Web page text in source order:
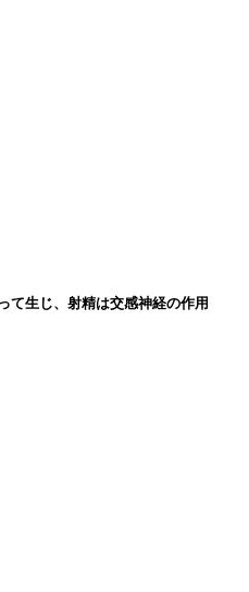
て生じ、射精は交感神経の作用